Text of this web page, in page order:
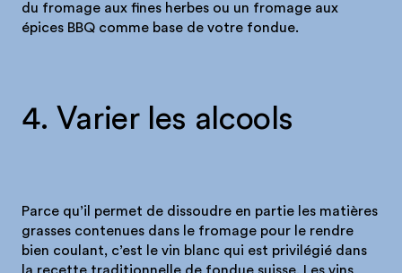
du fromage aux fines herbes ou un fromage aux
épices BBQ comme base de votre fondue.
4. Varier les alcools
Parce qu’il permet de dissoudre en partie les matières
grasses contenues dans le fromage pour le rendre
bien coulant, c’est le vin blanc qui est privilégié dans
la recette traditionnelle de fondue suisse. Les vins